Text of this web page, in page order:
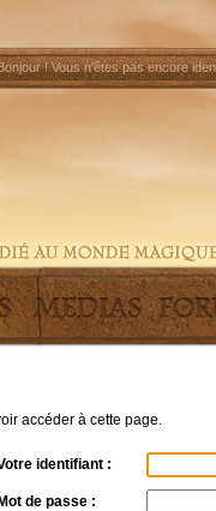
!Vous n'êtes pas encore
accéder à cette page.
identifiant :
Mot de passe :